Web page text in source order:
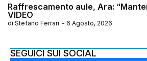
Raffrescamento aule, Ara:
VIDEO
di Stefano Ferrari - 6 Agosto, 2026
SEGUICI SUI SOCIAL